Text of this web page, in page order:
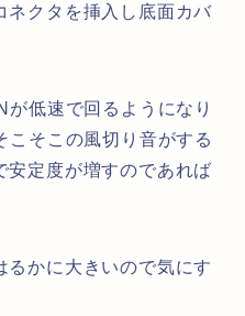
ネクタを挿入し底面カバ
低速で回るようになり
こそこの風切り音がする
安定度が増すのであれば
るかに大きいので気にす